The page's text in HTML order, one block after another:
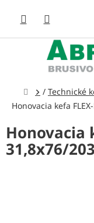
obsah
Domov
/ Technické
Honovacia kefa
Honovacia
31,8x76/